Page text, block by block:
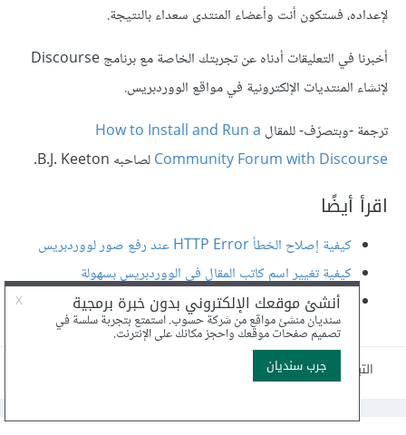
لإعداده، فستكون أنت وأعضاء المنتدى سعداء بالنتيجة.
أخبرنا في التعليقات أدناه عن تجربتك الخاصة مع برنامج Discourse
لإنشاء المنتديات الإلكترونية في مواقع الووردبريس.
ترجمة -وبتصرّف- للمقال How to Install and Run a
Community Forum with Discourseلصاحبه B.J. Keeton.
اقرأ أيضًا
كيفية إصلاح الخطأ HTTP Error عند رفع صور لووردبريس
كيفية تغيير اسم كاتب المقال في الووردبريس بسهولة
تحليلات الخريطة الحرارية Hotjar
التبليغ عن مقال